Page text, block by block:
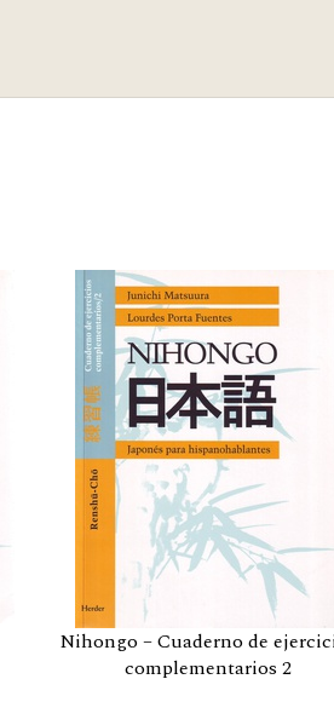
Nihongo – Cuaderno de
complementarios 2